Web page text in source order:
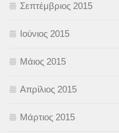
Σεπτέμβριος 2015
Ιούνιος 2015
Μάιος 2015
Απρίλιος 2015
Μάρτιος 2015